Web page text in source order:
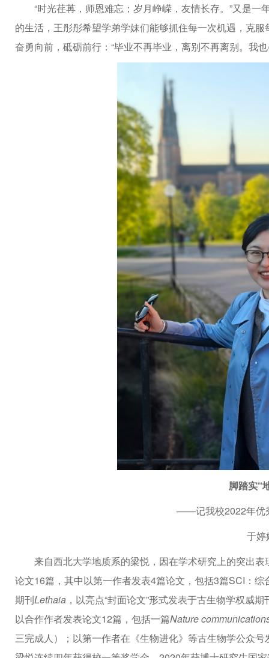
“时光荏苒，师恩难忘；岁月峥嵘，友情长存。”又是
的生活，王彤彤希望学弟学妹们能够抓住每一次机遇，克
奋勇向前，砥砺前行：“毕业不再毕业，离别不再离别。我
脚踏实“
——记我校2022年优
于婷
来自西北大学地质系的梁悦，因在学术研究上的突出
论文16篇，其中以第一作者发表4篇论文，包括3篇SCI：综
期刊Lethaia ，以亮点“封面论文”形式发表于古生物学权威期
以合作作者发表论文12篇，包括一篇Nature
三完成人）；以第一作者在《生物进化》等古生物学公众